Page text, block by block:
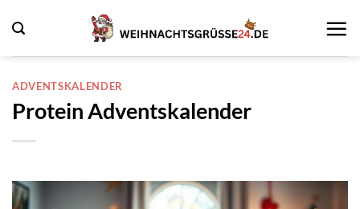
Inhalt
springen
ADVENTSKALENDER
Protein Adventskalender